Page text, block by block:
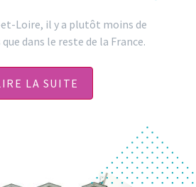
Loire, il y a plutôt moins de
dans le reste de la France.
LA SUITE